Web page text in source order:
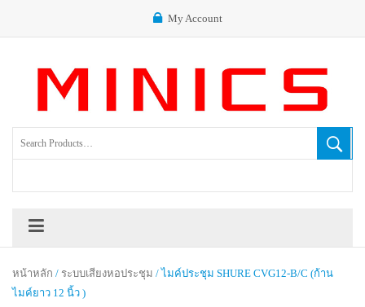
My Account
หน้าหลัก / ระบบเสียงหอประชุม / ไมค์ประชุม SHURE CVG12‐B/C (ก้าน
ไมค์ยาว 12 นิ้ว )